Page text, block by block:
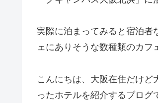
実際に泊まってみると宿泊者
ェにありそうな数種類のカフ
こんにちは、大阪在住だけ
ったホテルを紹介するブログ